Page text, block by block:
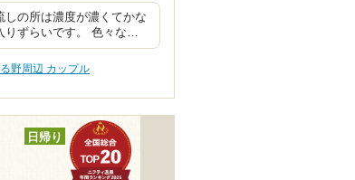
の所は濃度が濃くてかな
りずらいです。 色々な…
野周辺 カップル
日帰り